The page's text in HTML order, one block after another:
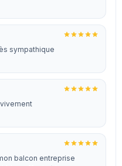
sympathique
balcon entreprise